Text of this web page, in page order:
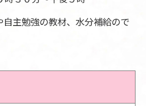
主勉強の教材、水分補給ので